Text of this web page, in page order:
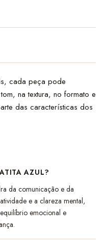
cada peça pode
na textura, no formato e
das características dos
AZUL?
da comunicação e da
e a clareza mental,
emocional e